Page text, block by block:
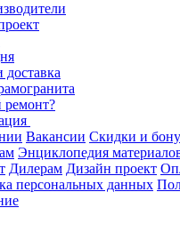
доставка
Вакансии Скидки и
Энциклопедия
Дилерам Дизайн проект
персональных данных